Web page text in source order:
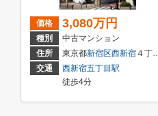
価格 3,080万円
種別
中古マンション
住所
東京都新宿区西新宿４丁目２１－１６
交通
西新宿五丁目駅
徒歩4分